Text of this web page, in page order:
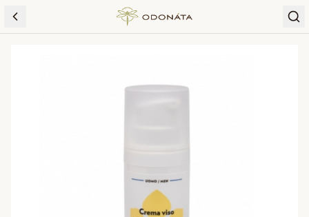
Skip to content